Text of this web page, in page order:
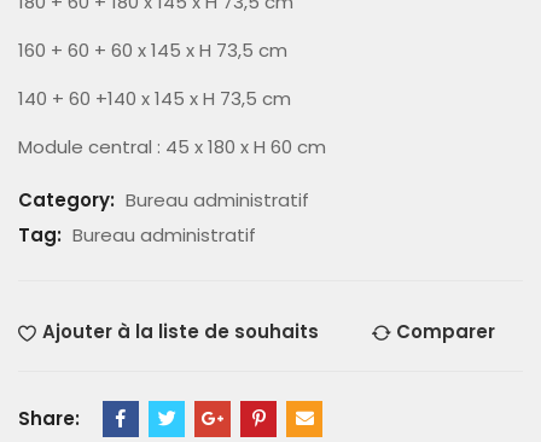
160 + 60 + 60 x 145 x H 73,5 cm
140 + 60 +140 x 145 x H 73,5 cm
Module central : 45 x 180 x H 60 cm
Category: Bureau administratif
Tag: Bureau administratif
Ajouter à la liste de souhaits Comparer
Share: